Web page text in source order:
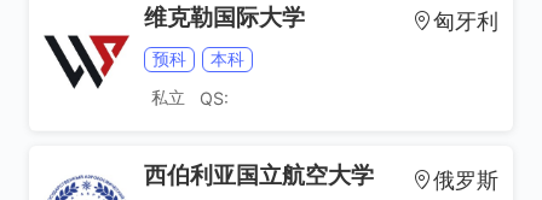
维克勒国际大学 匈牙利
预科
本科
私立
QS:
西伯利亚国立航空大学 俄罗斯